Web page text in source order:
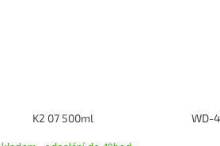
K2 07 500ml